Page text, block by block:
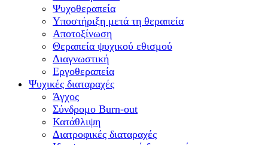
Ψυχοθεραπεία
Υποστήριξη μετά τη θεραπεία
Αποτοξίνωση
Θεραπεία ψυχικού εθισμού
Διαγνωστική
Εργοθεραπεία
Ψυχικές διαταραχές
Άγχος
Σύνδρομο Burn-out
Κατάθλιψη
Διατροφικές διαταραχές